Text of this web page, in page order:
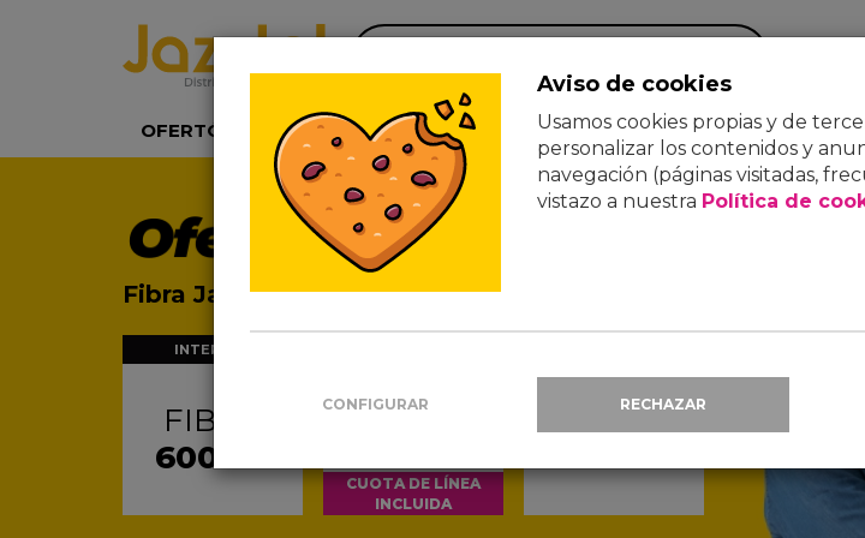
OFERTÓN 2026 FIBRA FIBRA + MÓVIL TV ENERGÍA
Fibra Jazztel 600Mb
INTERNET
FIBRA
600Mb
PAGA SOLO
POR LO QUE
CUOTA DE LÍNEA
INCLUIDA
19'95
€/mes
Aviso de cookies
Usamos cookies propias y de
personalizar los contenidos y
navegación (páginas visitadas,
vistazo a nuestra Política de
CONFIGURAR RECHAZAR